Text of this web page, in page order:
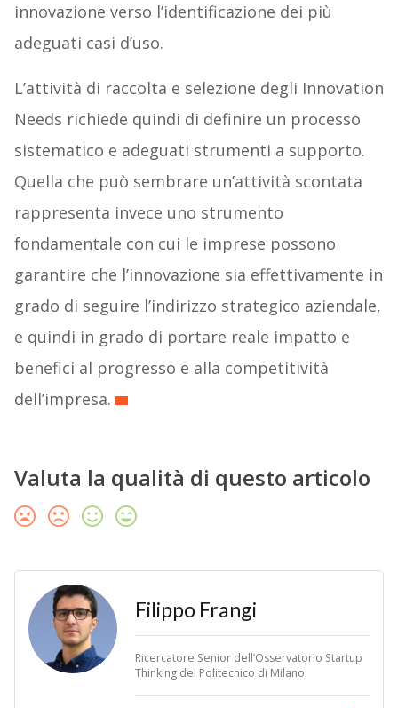
innovazione verso l’identificazione dei più
adeguati casi d’uso.
L’attività di raccolta e selezione degli Innovation
Needs richiede quindi di definire un processo
sistematico e adeguati strumenti a supporto.
Quella che può sembrare un’attività scontata
rappresenta invece uno strumento
fondamentale con cui le imprese possono
garantire che l’innovazione sia effettivamente in
grado di seguire l’indirizzo strategico aziendale,
e quindi in grado di portare reale impatto e
benefici al progresso e alla competitività
dell’impresa.
Valuta la qualità di questo articolo
Filippo Frangi
Ricercatore Senior dell’Osservatorio Startup
Thinking del Politecnico di Milano